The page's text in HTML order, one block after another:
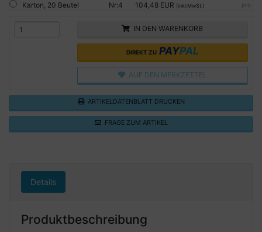
Karton, 20 Beutel Nr:4 104,48 EUR (inkl.MwSt.) pro
IN DEN WARENKORB
DIREKT ZU PAYPAL
AUF DEN MERKZETTEL
ARTIKELDATENBLATT DRUCKEN
FRAGE ZUM ARTIKEL
Details
Produktbeschreibung